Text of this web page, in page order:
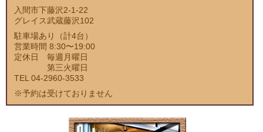
入間市下藤沢2-1-22
グレイス武蔵藤沢102
駐車場あり（計4台）
営業時間 8:30〜19:00
定休日 毎週月曜日
第三火曜日
TEL 04-2960-3533
※予約は受けておりません